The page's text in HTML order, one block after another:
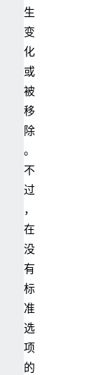
生
变
化
或
被
移
除
。
不
过
，
在
没
有
标
准
选
项
的